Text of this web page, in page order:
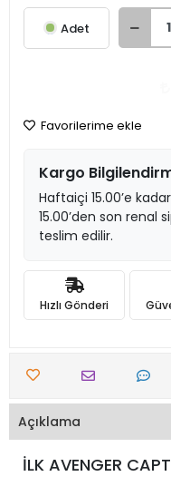
Adet
Favorilerime ekle
Kargo
Haftaiçi 15.00’e
15.00’den son renal
teslim edilir.
Hızlı Gönderi
Açıklama
İLK AVENGER